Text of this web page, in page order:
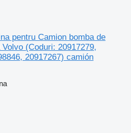
pentru Camion bomba de
(Coduri: 20917279,
20917267) camión